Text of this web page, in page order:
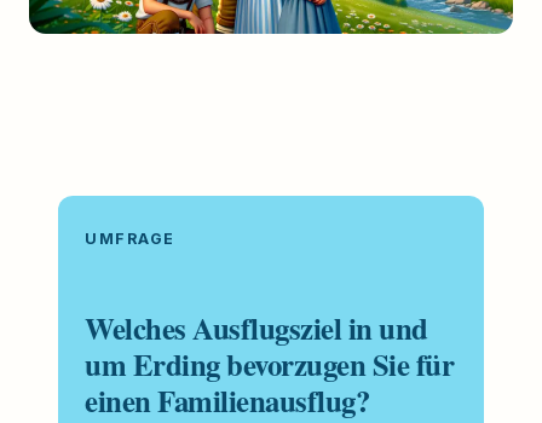
UMFRAGE
Welches Ausflugsziel in und
um Erding bevorzugen Sie für
einen Familienausflug?